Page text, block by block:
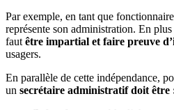
Par exemple, en tant que
représente son administration. En
faut être impartial et faire preuve
usagers.
En parallèle de cette indépendance,
un secrétaire administratif doit être